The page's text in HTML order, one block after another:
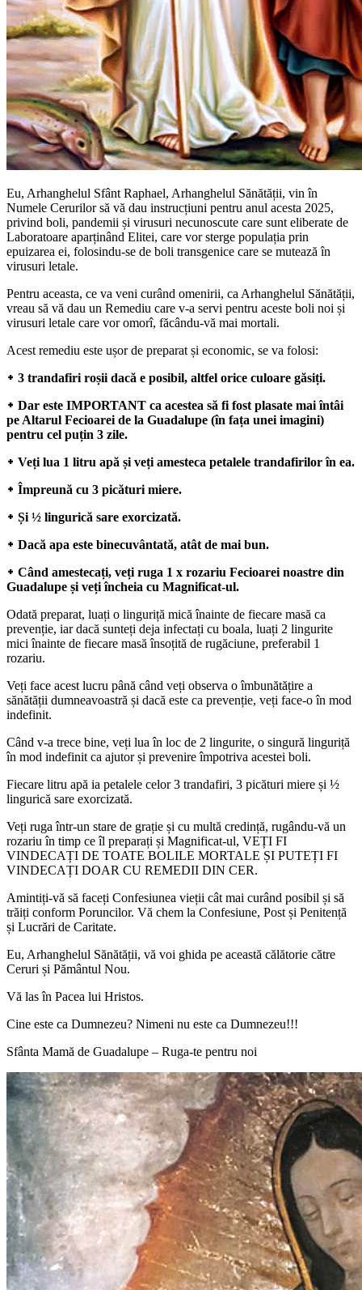
Eu, Arhanghelul Sfânt Raphael, Arhanghelul Sănătății, vin în
Numele Cerurilor să vă dau instrucțiuni pentru anul acesta 2025,
privind boli, pandemii și virusuri necunoscute care sunt eliberate de
Laboratoare aparținând Elitei, care vor sterge populația prin
epuizarea ei, folosindu-se de boli transgenice care se mutează în
virusuri letale.
Pentru aceasta, ce va veni curând omenirii, ca Arhanghelul Sănătății,
vreau să vă dau un Remediu care v-a servi pentru aceste boli noi și
virusuri letale care vor omorî, făcându-vă mai mortali.
Acest remediu este ușor de preparat și economic, se va folosi:
᛭ 3 trandafiri roșii dacă e posibil, altfel orice culoare găsiți.
᛭ Dar este IMPORTANT ca acestea să fi fost plasate mai întâi
pe Altarul Fecioarei de la Guadalupe (în fața unei imagini)
pentru cel puțin 3 zile.
᛭ Veți lua 1 litru apă și veți amesteca petalele trandafirilor în ea.
᛭ Împreună cu 3 picături miere.
᛭ Și ½ lingurică sare exorcizată.
᛭ Dacă apa este binecuvântată, atât de mai bun.
᛭ Când amestecați, veți ruga 1 x rozariu Fecioarei noastre din
Guadalupe și veți încheia cu Magnificat-ul.
Odată preparat, luați o linguriță mică înainte de fiecare masă ca
prevenție, iar dacă sunteți deja infectați cu boala, luați 2 lingurite
mici înainte de fiecare masă însoțită de rugăciune, preferabil 1
rozariu.
Veți face acest lucru până când veți observa o îmbunătățire a
sănătății dumneavoastră și dacă este ca prevenție, veți face-o în mod
indefinit.
Când v-a trece bine, veți lua în loc de 2 lingurite, o singură linguriță
în mod indefinit ca ajutor și prevenire împotriva acestei boli.
Fiecare litru apă ia petalele celor 3 trandafiri, 3 picături miere și ½
lingurică sare exorcizată.
Veți ruga într-un stare de grație și cu multă credință, rugându-vă un
rozariu în timp ce îl preparați și Magnificat-ul, VEȚI FI
VINDECAȚI DE TOATE BOLILE MORTALE ȘI PUTEȚI FI
VINDECAȚI DOAR CU REMEDII DIN CER.
Amintiți-vă să faceți Confesiunea vieții cât mai curând posibil și să
trăiți conform Poruncilor. Vă chem la Confesiune, Post și Penitență
și Lucrări de Caritate.
Eu, Arhanghelul Sănătății, vă voi ghida pe această călătorie către
Ceruri și Pământul Nou.
Vă las în Pacea lui Hristos.
Cine este ca Dumnezeu? Nimeni nu este ca Dumnezeu!!!
Sfânta Mamă de Guadalupe – Ruga-te pentru noi